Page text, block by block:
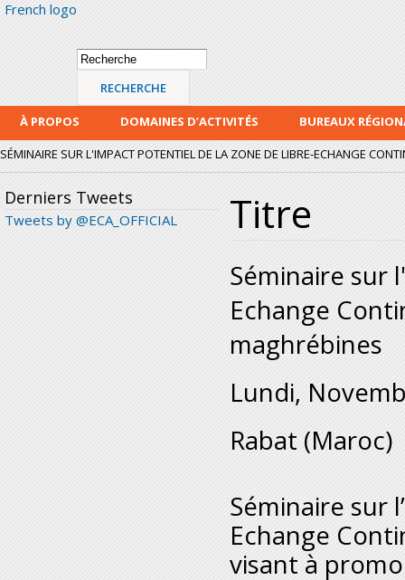
French logo
Formulaire de
recherche
Recherche
À PROPOS DOMAINES D’ACTIVITÉS
BUREAUX
SÉMINAIRE SUR L'IMPACT POTENTIEL DE LA ZONE DE LIBRE-ECHANGE
Derniers Tweets
Tweets by @ECA_OFFICIAL Titre
Séminaire sur
Echange
maghrébines
Lundi,
Rabat (Maroc)
Séminaire sur
Echange
visant à